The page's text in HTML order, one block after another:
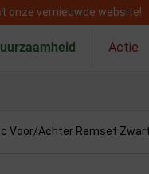
onze vernieuwde website!
Actie
Voor/Achter Remset Zwart